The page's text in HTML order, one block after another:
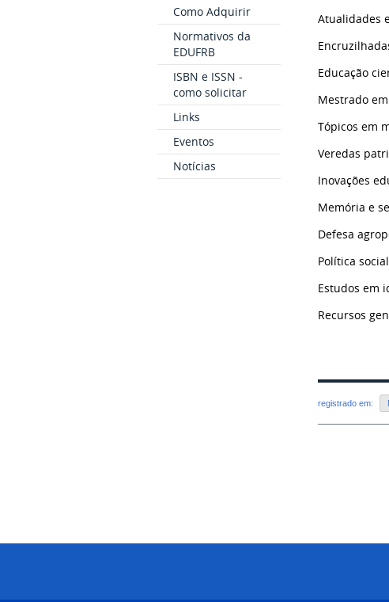
Como Adquirir
Normativos da
EDUFRB
ISBN e ISSN -
como solicitar
Links
Eventos
Notícias
Atualidades
Educação
Mestrado
Tópicos em
Veredas
Inovações
Memória e
Defesa
Política
Estudos em
Recursos
registrado em: